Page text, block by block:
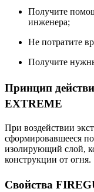
Получите
инженера;
Не потратите
Получите
Принцип
EXTREME
При воздействии
сформировавшееся
изолирующий слой,
конструкции от огня.
Свойства